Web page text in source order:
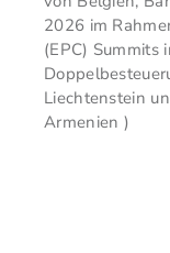
2026 im
(EPC) Summits
Liechtenstein
Armenien )